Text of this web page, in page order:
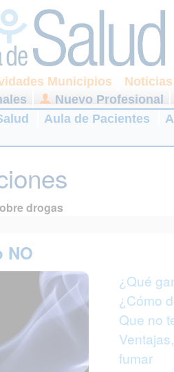
Municipios Noticias
Nuevo Profesional
Aula de Pacientes
drogas
NO
¿Qué
¿Cómo
Que no
fumar